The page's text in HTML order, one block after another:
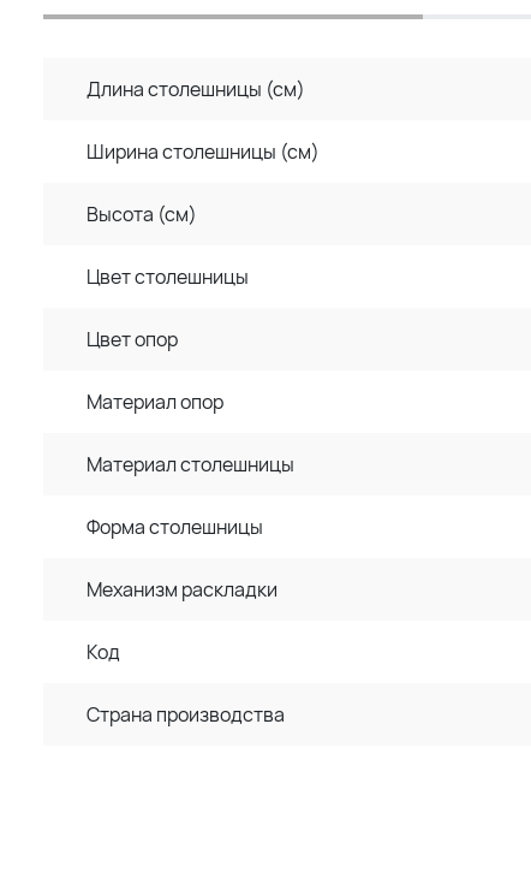
Длина столешницы (см)
Ширина столешницы (см)
Высота (см)
Цвет столешницы
Цвет опор
Материал опор
Материал столешницы
Форма столешницы
Механизм раскладки
Код
Страна производства